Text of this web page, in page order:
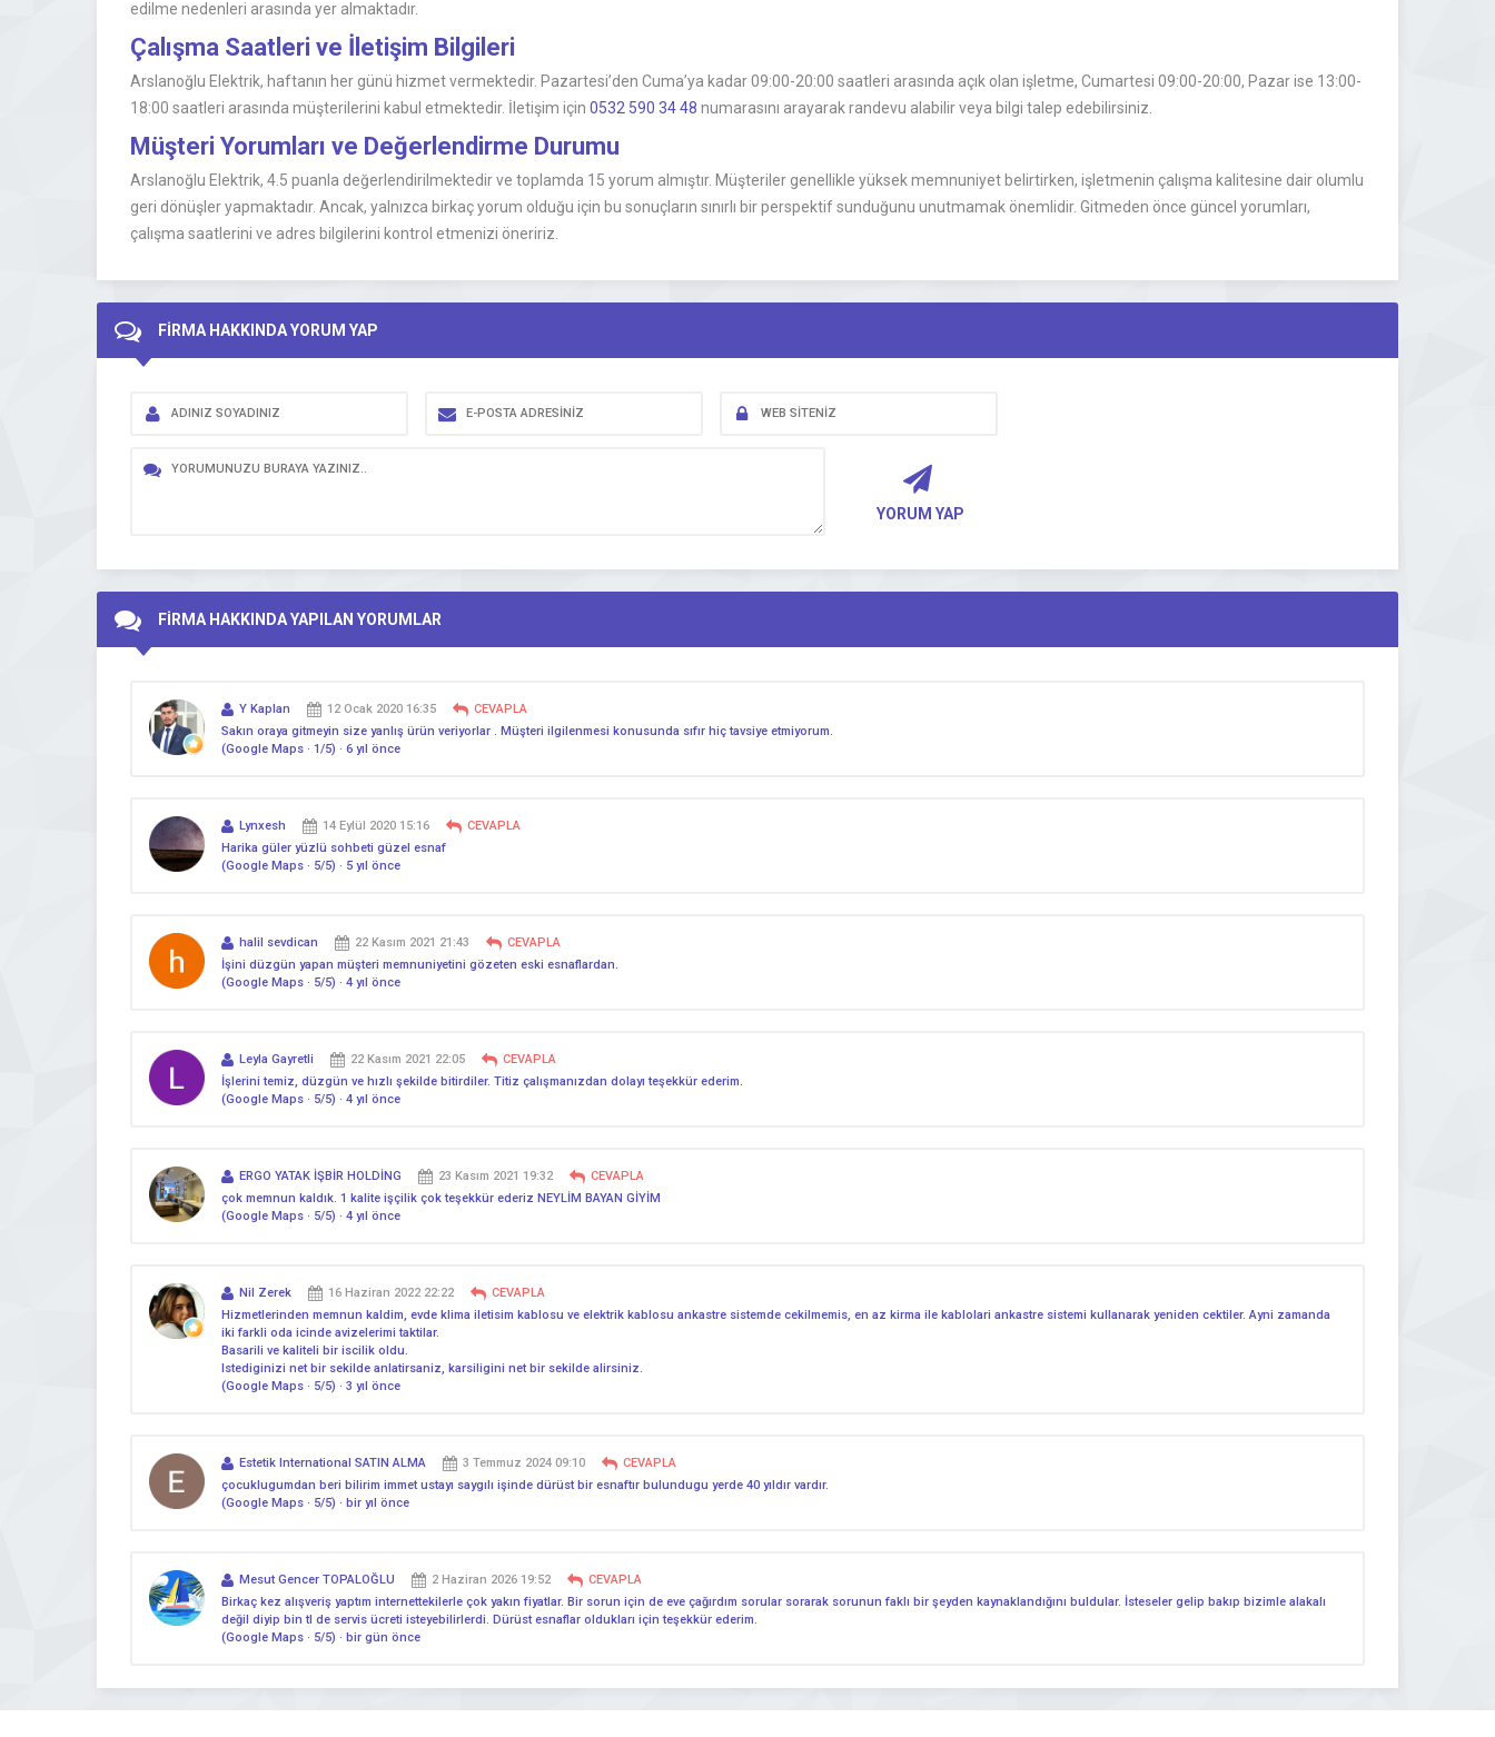
edilme nedenleri arasında yer almaktadır.
Çalışma Saatleri ve İletişim Bilgileri
Arslanoğlu Elektrik, haftanın her günü hizmet vermektedir. Pazartesi’den Cuma’ya kadar 09:00-20:00 saatleri arasında açık olan işletme, Cumartesi 09:00-20:00, Pazar ise 13:00-
18:00 saatleri arasında müşterilerini kabul etmektedir. İletişim için 0532 590 34 48 numarasını arayarak randevu alabilir veya bilgi talep edebilirsiniz.
Müşteri Yorumları ve Değerlendirme Durumu
Arslanoğlu Elektrik, 4.5 puanla değerlendirilmektedir ve toplamda 15 yorum almıştır. Müşteriler genellikle yüksek memnuniyet belirtirken, işletmenin çalışma kalitesine dair olumlu
geri dönüşler yapmaktadır. Ancak, yalnızca birkaç yorum olduğu için bu sonuçların sınırlı bir perspektif sunduğunu unutmamak önemlidir. Gitmeden önce güncel yorumları,
çalışma saatlerini ve adres bilgilerini kontrol etmenizi öneririz.
FİRMA HAKKINDA YORUM YAP
YORUM YAP
FİRMA HAKKINDA YAPILAN YORUMLAR
Y Kaplan 12 Ocak 2020 16:35
CEVAPLA
Sakın oraya gitmeyin size yanlış ürün veriyorlar . Müşteri ilgilenmesi konusunda sıfır hiç tavsiye etmiyorum.
(Google Maps · 1/5) · 6 yıl önce
Lynxesh 14 Eylül 2020 15:16
CEVAPLA
Harika güler yüzlü sohbeti güzel esnaf
(Google Maps · 5/5) · 5 yıl önce
halil sevdican 22 Kasım 2021 21:43
CEVAPLA
İşini düzgün yapan müşteri memnuniyetini gözeten eski esnaflardan.
(Google Maps · 5/5) · 4 yıl önce
Leyla Gayretli 22 Kasım 2021 22:05
CEVAPLA
İşlerini temiz, düzgün ve hızlı şekilde bitirdiler. Titiz çalışmanızdan dolayı teşekkür ederim.
(Google Maps · 5/5) · 4 yıl önce
ERGO YATAK İŞBİR HOLDİNG 23 Kasım 2021 19:32
CEVAPLA
çok memnun kaldık. 1 kalite işçilik çok teşekkür ederiz NEYLİM BAYAN GİYİM
(Google Maps · 5/5) · 4 yıl önce
Nil Zerek 16 Haziran 2022 22:22
CEVAPLA
Hizmetlerinden memnun kaldim, evde klima iletisim kablosu ve elektrik kablosu ankastre sistemde cekilmemis, en az kirma ile kablolari ankastre sistemi kullanarak yeniden cektiler. Ayni zamanda
iki farkli oda icinde avizelerimi taktilar.
Basarili ve kaliteli bir iscilik oldu.
Istediginizi net bir sekilde anlatirsaniz, karsiligini net bir sekilde alirsiniz.
(Google Maps · 5/5) · 3 yıl önce
Estetik International SATIN ALMA 3 Temmuz 2024 09:10
CEVAPLA
çocuklugumdan beri bilirim immet ustayı saygılı işinde dürüst bir esnaftır bulundugu yerde 40 yıldır vardır.
(Google Maps · 5/5) · bir yıl önce
Mesut Gencer TOPALOĞLU 2 Haziran 2026 19:52
CEVAPLA
Birkaç kez alışveriş yaptım internettekilerle çok yakın fiyatlar. Bir sorun için de eve çağırdım sorular sorarak sorunun faklı bir şeyden kaynaklandığını buldular. İsteseler gelip bakıp bizimle alakalı
değil diyip bin tl de servis ücreti isteyebilirlerdi. Dürüst esnaflar oldukları için teşekkür ederim.
(Google Maps · 5/5) · bir gün önce